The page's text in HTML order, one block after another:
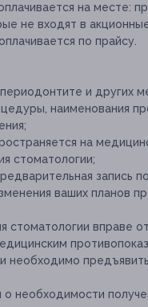
на месте:
не входят в
по прайсу.
и других
наименования
на
стоматологии;
запись
ваших планов
стоматологии вправе
необходимо предъявить
необходимости